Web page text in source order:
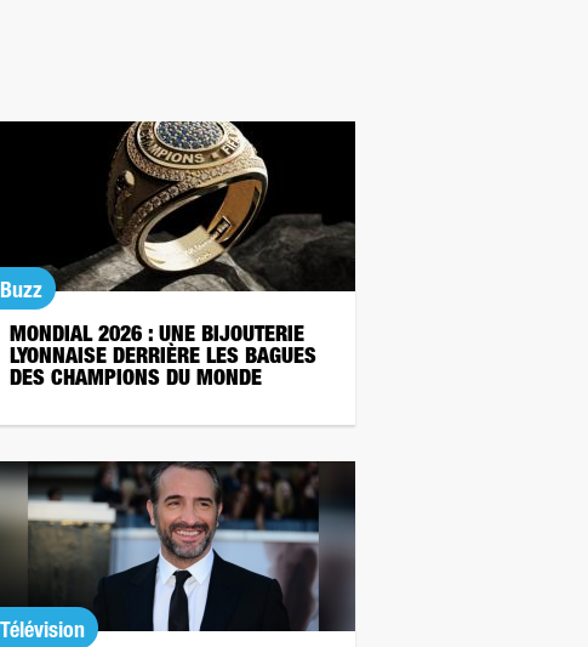
Buzz
MONDIAL 2026 : UNE BIJOUTERIE
LYONNAISE DERRIÈRE LES BAGUES
DES CHAMPIONS DU MONDE
Télévision